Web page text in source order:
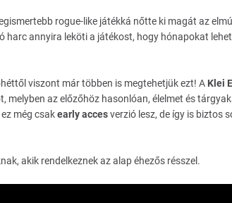
rogue-like játékká nőtte ki magát az
harc annyira leköti a játékost, hogy hónapokat
viszont már többen is megtehetjük ezt! A Klei
melyben az előzőhöz hasonlóan, élelmet és
még csakearly accesverzió lesz, de így is biztos
akik rendelkeznek az alap éhezős résszel.